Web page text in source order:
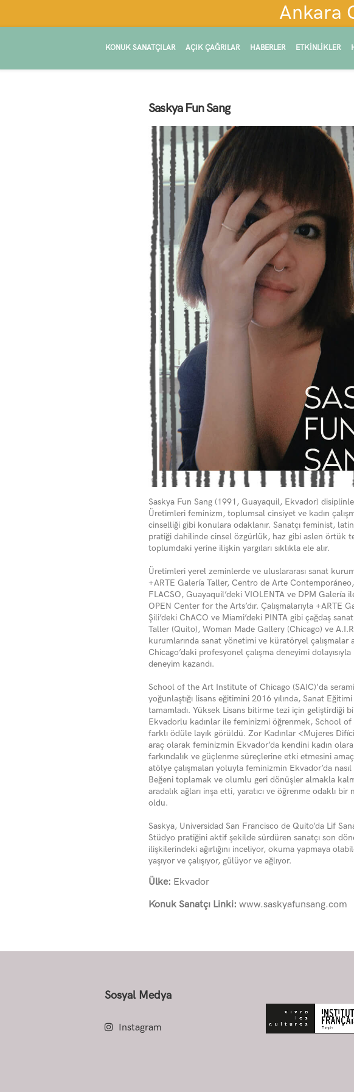
Ankara
KONUK SANATÇILAR AÇIK ÇAĞRILAR HABERLER ETKINLIKLER
Saskya Fun Sang
Saskya Fun Sang (1991, Guayaquil, Ekvador)
Üretimleri feminizm, toplumsal cinsiyet ve kadın
cinselliği gibi konulara odaklanır. Sanatçı feminist,
pratiği dahilinde cinsel özgürlük, haz gibi aslen örtük
toplumdaki yerine ilişkin yargıları sıklıkla ele alır.
Üretimleri yerel zeminlerde ve uluslararası sanat
+ARTE Galería Taller, Centro de Arte Contemporá
FLACSO, Guayaquil’deki VIOLENTA ve DPM Galería
OPEN Center for the Arts’dır. Çalışmalarıyla +ARTE
Şili’deki ChACO ve Miami’deki PINTA gibi çağdaş
Taller (Quito), Woman Made Gallery (Chicago) ve
kurumlarında sanat yönetimi ve küratöryel çalışmalar
Chicago’daki profesyonel çalışma deneyimi
deneyim kazandı.
School of the Art Institute of Chicago (SAIC)’da
yoğunlaştığı lisans eğitimini 2016 yılında, Sanat
tamamladı. Yüksek Lisans bitirme tezi için geliştirdiği
Ekvadorlu kadınlar ile feminizmi öğrenmek, School of
farklı ödüle layık görüldü. Zor Kadınlar <Mujeres Dif
araç olarak feminizmin Ekvador’da kendini kadın
farkındalık ve güçlenme süreçlerine etki etmesini
atölye çalışmaları yoluyla feminizmin Ekvador’da nasıl
Beğeni toplamak ve olumlu geri dönüşler almakla
aradalık ağları inşa etti, yaratıcı ve öğrenme odaklı
oldu.
Saskya, Universidad San Francisco de Quito’da Lif
Stüdyo pratiğini aktif şekilde sürdüren sanatçı son
ilişkilerindeki ağırlığını inceliyor, okuma yapmaya
yaşıyor ve çalışıyor, gülüyor ve ağlıyor.
Ülke: Ekvador
Konuk Sanatçı Linki: www.saskyafunsang.com
Sosyal Medya
Instagram